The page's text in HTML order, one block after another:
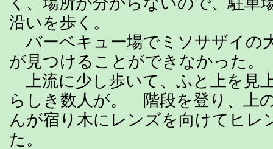
沿いを歩く。
バーベキュー場でミソサザイの
が見つけることができなかった。
上流に少し歩いて、ふと上を見
らしき数人が。 階段を登り、上
んが宿り木にレンズを向けてヒレ
た。